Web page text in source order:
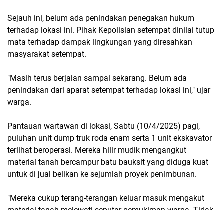
Sejauh ini, belum ada penindakan penegakan hukum
terhadap lokasi ini. Pihak Kepolisian setempat dinilai tutup
mata terhadap dampak lingkungan yang diresahkan
masyarakat setempat.
"Masih terus berjalan sampai sekarang. Belum ada
penindakan dari aparat setempat terhadap lokasi ini," ujar
warga.
Pantauan wartawan di lokasi, Sabtu (10/4/2025) pagi,
puluhan unit dump truk roda enam serta 1 unit ekskavator
terlihat beroperasi. Mereka hilir mudik mengangkut
material tanah bercampur batu bauksit yang diduga kuat
untuk di jual belikan ke sejumlah proyek penimbunan.
"Mereka cukup terang-terangan keluar masuk mengakut